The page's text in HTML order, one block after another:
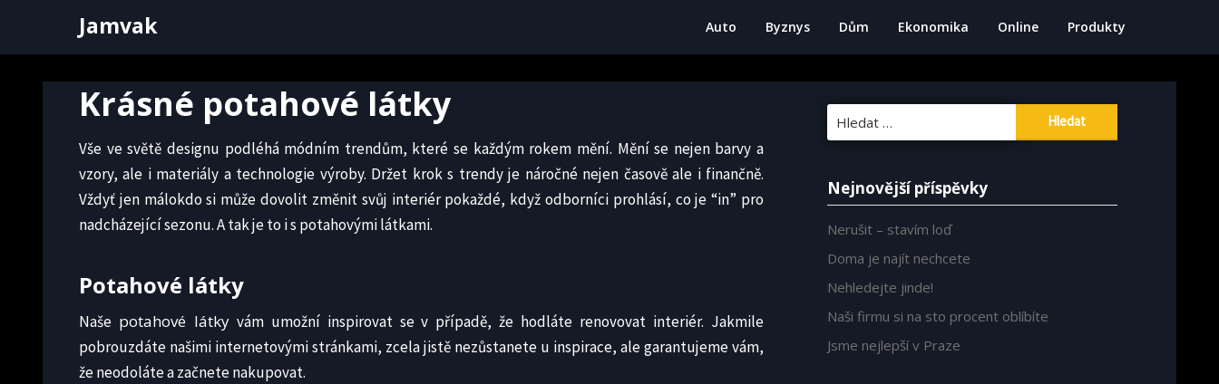
Jamvak Auto Byznys Dům Ekonomika Online Produkty
Krásné potahové látky
Vše ve světě designu podléhá módním trendům, které se každým rokem mění. Mění se nejen barvy a
vzory, ale i materiály a technologie výroby. Držet krok s trendy je náročné nejen časově ale i finančně.
Vždyť jen málokdo si může dovolit změnit svůj interiér pokaždé, když odborníci prohlásí, co je “in” pro
nadcházející sezonu. A tak je to i s potahovými látkami.
Potahové látky
Naše potahové látkyvám umožní inspirovat se v případě, že hodláte renovovat interiér. Jakmile
pobrouzdáte našimi internetovými stránkami, zcela jistě nezůstanete u inspirace, ale garantujeme vám,
že neodoláte a začnete nakupovat.
Vyhledávání
Nejnovější příspěvky
Nerušit – stavím loď
Doma je najít nechcete
Nehledejte jinde!
Naši firmu si na sto procent oblíbíte
Jsme nejlepší v Praze